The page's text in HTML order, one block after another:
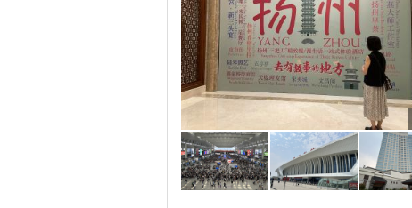
新疆ウイグル自治区
普陀山
景徳鎮
曲阜
東莞